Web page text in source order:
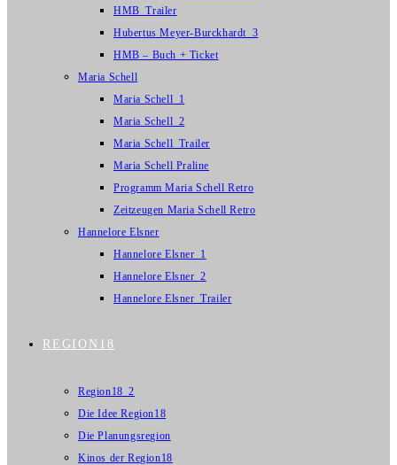
HMB_Trailer
Hubertus Meyer-Burckhardt_3
HMB – Buch + Ticket
Maria Schell
Maria Schell_1
Maria Schell_2
Maria Schell_Trailer
Maria Schell Praline
Programm Maria Schell Retro
Zeitzeugen Maria Schell Retro
Hannelore Elsner
Hannelore Elsner_1
Hannelore Elsner_2
Hannelore Elsner_Trailer
REGION18
Region18_2
Die Idee Region18
Die Planungsregion
Kinos der Region18